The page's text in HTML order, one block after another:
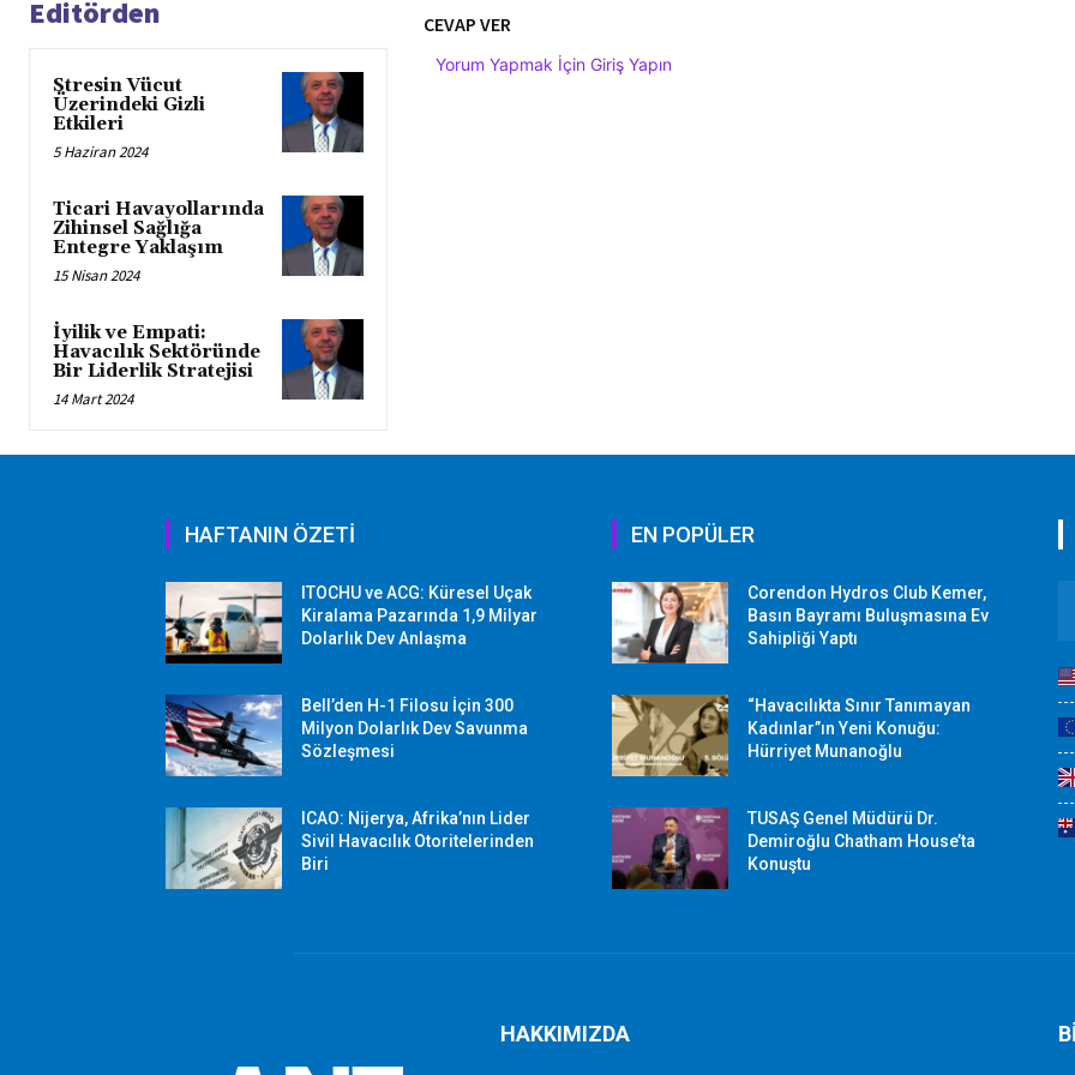
Editörden
Stresin Vücut
Üzerindeki Gizli
Etkileri
5 Haziran 2024
Ticari Havayollarında
Zihinsel Sağlığa
Entegre Yaklaşım
15 Nisan 2024
İyilik ve Empati:
Havacılık Sektöründe
Bir Liderlik Stratejisi
14 Mart 2024
CEVAP VER
Yorum Yapmak İçin Giriş Yapın
HAFTANIN ÖZETİ
ITOCHU ve ACG: Küresel Uçak
Kiralama Pazarında 1,9 Milyar
Dolarlık Dev Anlaşma
Bell’den H-1 Filosu İçin 300
Milyon Dolarlık Dev Savunma
Sözleşmesi
ICAO: Nijerya, Afrika’nın Lider
Sivil Havacılık Otoritelerinden
Biri
EN POPÜLER
Corendon Hydros Club Kemer,
Basın Bayramı Buluşmasına Ev
Sahipliği Yaptı
“Havacılıkta Sınır Tanımayan
Kadınlar”ın Yeni Konuğu:
Hürriyet Munanoğlu
TUSAŞ Genel Müdürü Dr.
Demiroğlu Chatham House’ta
Konuştu
HAKKIMIZDA